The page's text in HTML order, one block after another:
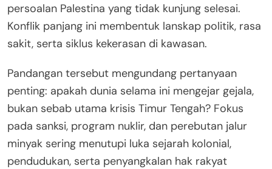
persoalan Palestina yang tidak kunjung selesai.
Konflik panjang ini membentuk lanskap politik, rasa
sakit, serta siklus kekerasan di kawasan.
Pandangan tersebut mengundang pertanyaan
penting: apakah dunia selama ini mengejar gejala,
bukan sebab utama krisis Timur Tengah? Fokus
pada sanksi, program nuklir, dan perebutan jalur
minyak sering menutupi luka sejarah kolonial,
pendudukan, serta penyangkalan hak rakyat